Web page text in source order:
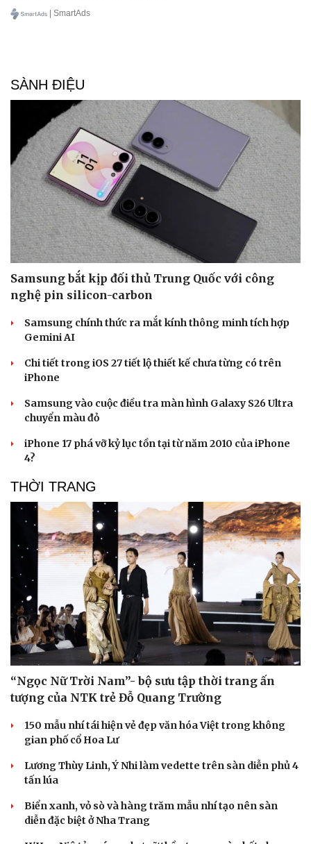
Doanh nghiệp
Thông tin doanh nghiệp
Doanh nghiệp 24h
Doanh nhân
Vì cộng đồng
Công nghệ
Sành điệu
Tin Công nghệ
Sức khỏe
Dinh dưỡng - món ngon
Sản phụ khoa
Nhi khoa
Làm đẹp - giảm cân
Ăn sạch sống khỏe
Đời sống
Nhà đẹp
Tình yêu - Gia đình
| SmartAds
SÀNH ĐIỆU
Samsung bắt kịp đối thủ Trung Quốc với công
nghệ pin silicon-carbon
Samsung chính thức ra mắt kính thông minh tích hợp
Gemini AI
Chi tiết trong iOS 27 tiết lộ thiết kế chưa từng có trên
iPhone
Samsung vào cuộc điều tra màn hình Galaxy S26 Ultra
chuyển màu đỏ
iPhone 17 phá vỡ kỷ lục tồn tại từ năm 2010 của iPhone
4?
THỜI TRANG
“Ngọc Nữ Trời Nam”- bộ sưu tập thời trang ấn
tượng của NTK trẻ Đỗ Quang Trường
150 mẫu nhí tái hiện vẻ đẹp văn hóa Việt trong không
gian phố cổ Hoa Lư
Lương Thùy Linh, Ý Nhi làm vedette trên sàn diễn phủ 4
tấn lúa
Biển xanh, vỏ sò và hàng trăm mẫu nhí tạo nên sàn
diễn đặc biệt ở Nha Trang